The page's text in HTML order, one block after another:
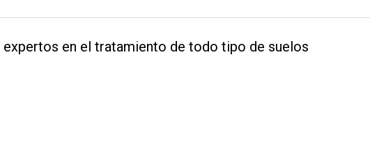
en el tratamiento de todo tipo de suelos